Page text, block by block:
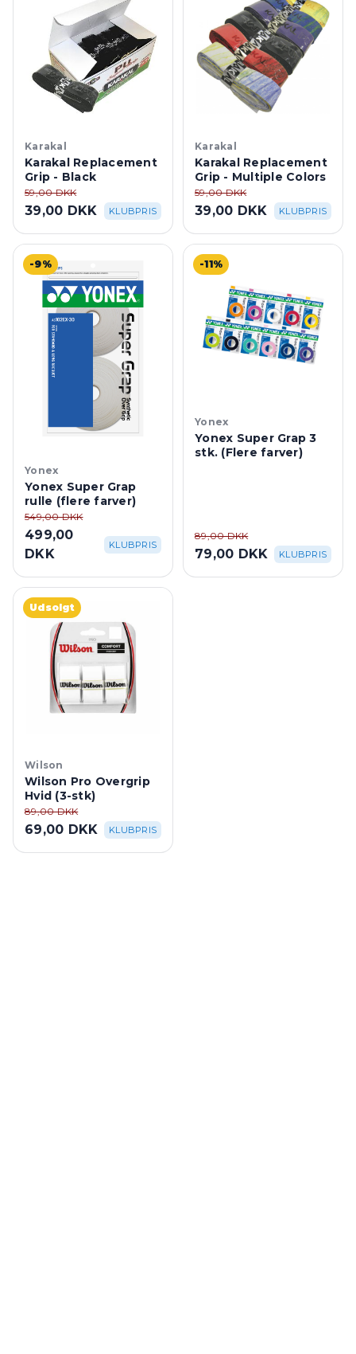
Karakal
Karakal Replacement
Grip - Black
59,00 DKK
39,00 DKK KLUBPRIS
Karakal
Karakal Replacement
Grip - Multiple Colors
59,00 DKK
39,00 DKK KLUBPRIS
-9%
Yonex
Yonex Super Grap
rulle (flere farver)
549,00 DKK
499,00
DKK
KLUBPRIS
-11%
Yonex
Yonex Super Grap 3
stk. (Flere farver)
89,00 DKK
79,00 DKK KLUBPRIS
Udsolgt
Wilson
Wilson Pro Overgrip
Hvid (3-stk)
89,00 DKK
69,00 DKK KLUBPRIS